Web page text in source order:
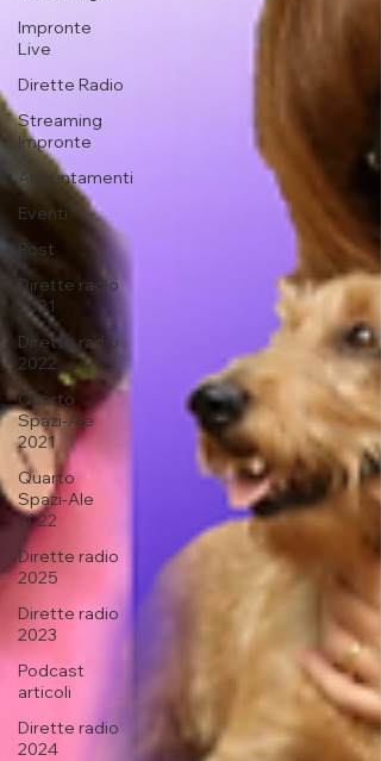
Impronte
Live
Dirette Radio
Streaming
Impronte
Appuntamenti
Eventi
Post
Dirette radio
2021
Dirette radio
2022
Quarto
Spazi-Ale
2021
Quarto
Spazi-Ale
2022
Dirette radio
2025
Dirette radio
2023
Podcast
articoli
Dirette radio
2024